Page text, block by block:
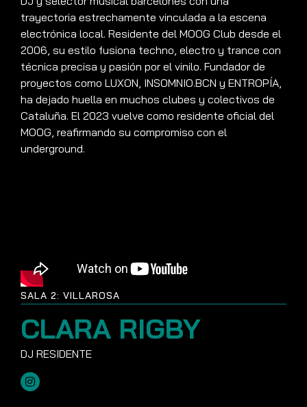
trayectoria estrechamente vinculada a la escena
electrónica local. Residente del MOOG Club desde el
2006, su estilo fusiona techno, electro y trance con
técnica precisa y pasión por el vinilo. Fundador de
proyectos como LUXON, INSOMNIO.BCN y ENTROPÍA,
ha dejado huella en muchos clubes y colectivos de
Cataluña. El 2023 vuelve como residente oficial del
MOOG, reafirmando su compromiso con el
underground.
SALA 2: VILLAROSA
CLARA RIGBY